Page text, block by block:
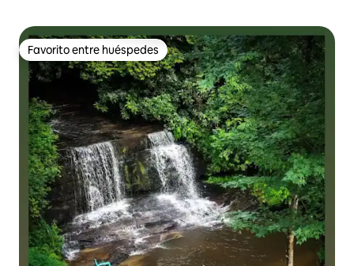
Favorito entre huéspedes
Favorito entre huéspedes